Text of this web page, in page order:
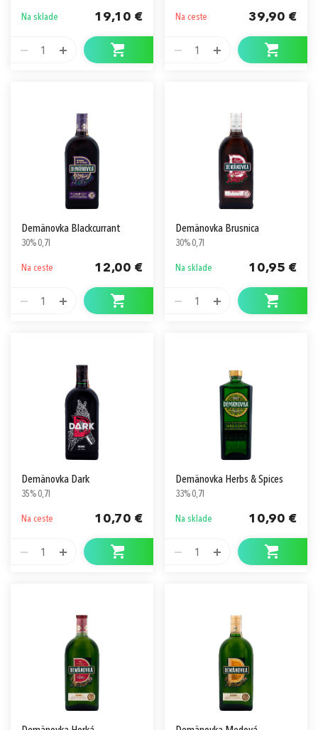
Na sklade 19,10 €
1
Na ceste 39,90 €
1
Demänovka Blackcurrant
30% 0,7l
Na ceste 12,00 €
1
Demänovka Brusnica
30% 0,7l
Na sklade 10,95 €
1
Demänovka Dark
35% 0,7l
Na ceste 10,70 €
1
Demänovka Herbs & Spices
33% 0,7l
Na sklade 10,90 €
1